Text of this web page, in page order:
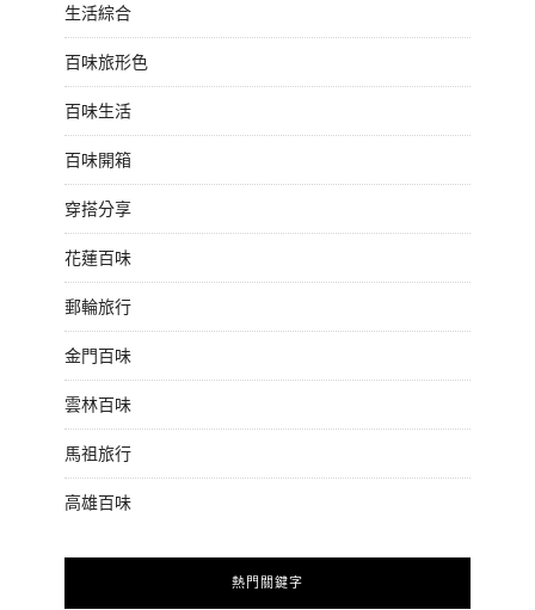
生活綜合
百味旅形色
百味生活
百味開箱
穿搭分享
花蓮百味
郵輪旅行
金門百味
雲林百味
馬祖旅行
高雄百味
熱門關鍵字